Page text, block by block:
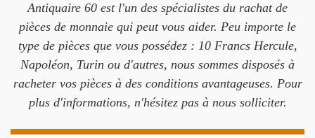
Antiquaire 60 est l'un des spécialistes du rachat de
pièces de monnaie qui peut vous aider. Peu importe le
type de pièces que vous possédez : 10 Francs Hercule,
Napoléon, Turin ou d'autres, nous sommes disposés à
racheter vos pièces à des conditions avantageuses. Pour
plus d'informations, n'hésitez pas à nous solliciter.